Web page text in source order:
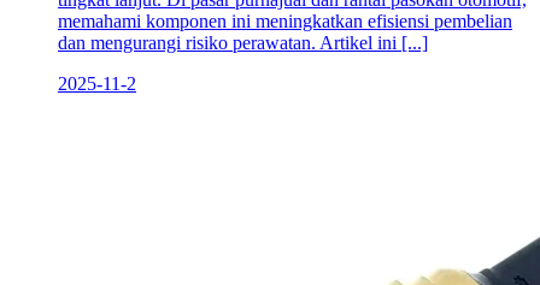
memahami komponen ini meningkatkan efisiensi pembelian
dan mengurangi risiko perawatan. Artikel ini [...]
2025-11-2